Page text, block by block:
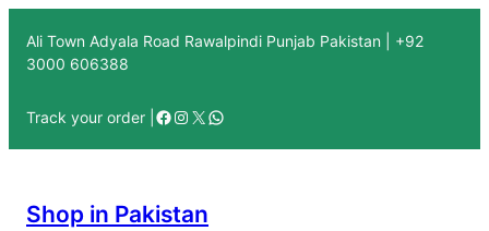
Ali Town Adyala Road Rawalpindi Punjab Pakistan | +92
3000 606388
Track your order |
Shop in Pakistan